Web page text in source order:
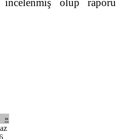
»